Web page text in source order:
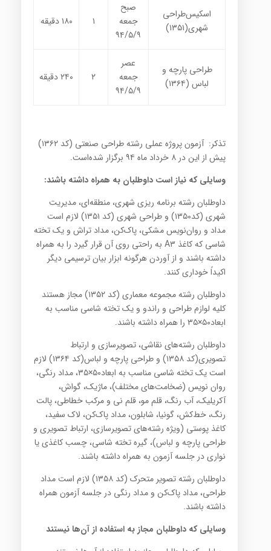
اسکیس‌طراحی
شهری(۱۳۵۱)
صبح
جمعه
۹۴/۵/۹
۱ ۱۸۰دقیقه
طراحی پارچه و
لباس(۱۳۶۴)
عصر
جمعه
۹۴/۵/۹
۲ ۲۴۰دقیقه
تذکر: آزمون پروژه عملی رشته طراحی صنعتی (کد ۱۳۶۲)
پیش از این در ۸ خرداد ماه ۹۴ برگزار شده‌است
.
وسایلی که نیاز است داوطلبان به همراه داشته باشند:
داوطلبان رشته برنامه ریزی شهری، منطقه‌ای، مدیریت
شهری (کد۱۳۵۰) و طراحی شهری (کد ۱۳۵۱) لازم است
مداد و روان‌نویس مشکی، پاک‌کن، مداد تراش و یک تخته
شاسی که کاغذ
به راحتی روی آن قرار گیرد را به همراه
داشته باشند و از آوردن هرگونه ابزار بیان ترسیمی دیگر
اکیداً خوداری کنند.
داوطلبان رشته مجموعه معماری (کد ۱۳۵۲) مجاز هستند
کلیه لوازم طراحی و راندو و یک تخته شاسی مناسب به
ابعاد۵۰×۳۵ را همراه داشته باشند.
داوطلبان رشته‌های نقاشی، تصویرسازی و ارتباط
تصویری(کد ۱۳۵۸) و طراحی پارچه و لباس(کد ۱۳۶۴) لازم
است یک تخته شاسی مناسب به ابعاد۵۰×۳۵، مداد رنگی،
روان نویس (ضخامت‌های مختلف)، ماژیک، گواش،
آکریلیک، آب رنگ، قلم مو، قلم نی و مرکب خطاطی، پالت
رنگ، خط‌کش، گونیا، شابلون، مداد پاک‌کن، لاک سفید،
کاغذ پوستی (ویژه رشته‌های تصویرسازی، ارتباط تصویری و
طراحی پارچه و لباس)، گیره تخته شاسی، چسب کاغذی یا
نواری در جلسه آزمون به همراه داشته باشند.
داوطلبان رشته تصویر متحرک (کد ۱۳۵۸) لازم است مداد
طراحی، مداد پاک‌کن و مداد رنگی در جلسه آزمون همراه
داشته باشند.
وسایلی که داوطلبان مجاز به استفاده از آن‌ها نیستند